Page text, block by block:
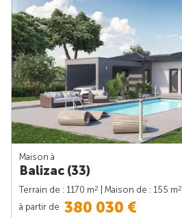
Maison à
Balizac (33)
Terrain de : 1170 m2 | Maison de : 155 m2
à partir de 380 030 €